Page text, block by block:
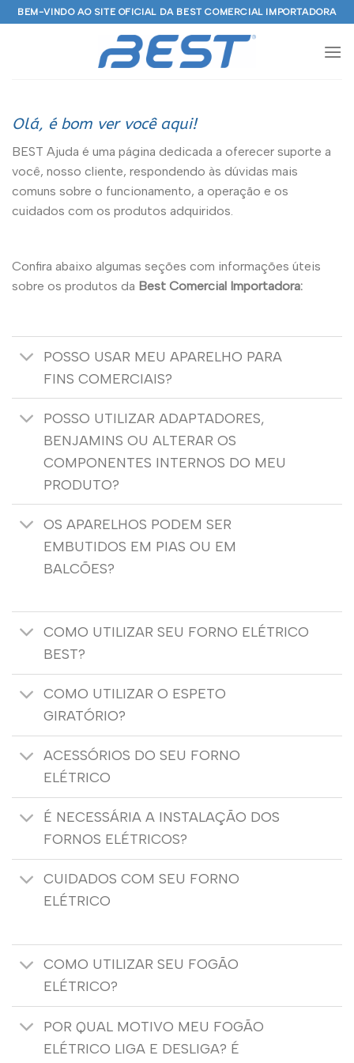
Skip
to
BEM-VINDO AO SITE OFICIAL DA BEST COMERCIAL IMPORTADORA
Olá, é bom ver você aqui!
BEST Ajuda é uma página dedicada a oferecer suporte a
você, nosso cliente, respondendo às dúvidas mais
comuns sobre o funcionamento, a operação e os
cuidados com os produtos adquiridos.
Confira abaixo algumas seções com informações úteis
sobre os produtos da Best Comercial Importadora:
POSSO USAR MEU APARELHO PARA
FINS COMERCIAIS?
POSSO UTILIZAR ADAPTADORES,
BENJAMINS OU ALTERAR OS
COMPONENTES INTERNOS DO MEU
PRODUTO?
OS APARELHOS PODEM SER
EMBUTIDOS EM PIAS OU EM
BALCÕES?
COMO UTILIZAR SEU FORNO ELÉTRICO
BEST?
COMO UTILIZAR O ESPETO
GIRATÓRIO?
ACESSÓRIOS DO SEU FORNO
ELÉTRICO
É NECESSÁRIA A INSTALAÇÃO DOS
FORNOS ELÉTRICOS?
CUIDADOS COM SEU FORNO
ELÉTRICO
COMO UTILIZAR SEU FOGÃO
ELÉTRICO?
POR QUAL MOTIVO MEU FOGÃO
ELÉTRICO LIGA E DESLIGA? É